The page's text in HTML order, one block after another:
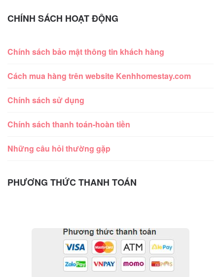
CHÍNH SÁCH HOẠT ĐỘNG
Chính sách bảo mật thông tin khách hàng
Cách mua hàng trên website Kenhhomestay.com
Chính sách sử dụng
Chính sách thanh toán-hoàn tiền
Những câu hỏi thường gặp
PHƯƠNG THỨC THANH TOÁN